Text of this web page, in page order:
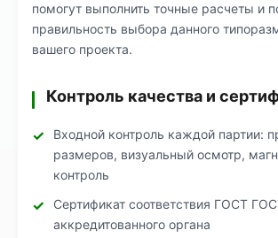
помогут выполнить точные расчеты и
правильность выбора данного
вашего проекта.
Контроль качества и
Входной контроль каждой партии:
размеров, визуальный осмотр,
контроль
Сертификат соответствия ГОСТ
аккредитованного органа